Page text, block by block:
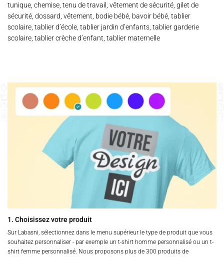
tunique, chemise, tenu de travail, vêtement de sécurité, gilet de
sécurité, dossard, vêtement, bodie bébé, bavoir bébé, tablier
scolaire, tablier d’école, tablier jardin d’enfants, tablier garderie
scolaire, tablier crèche d’enfant, tablier maternelle
1. Choisissez votre produit
Sur Labasni, sélectionnez dans le menu supérieur le type de produit que vous
souhaitez personnaliser - par exemple un t-shirt homme personnalisé ou un t-
shirt femme personnalisé. Nous proposons plus de 300 produits de